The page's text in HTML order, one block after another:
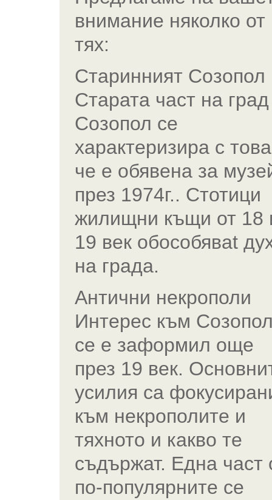
внимание няколко от
тях:
Старинният Созопол
Старата част на град
Созопол се
характеризира с
че е обявена за
през 1974г.. Стотици
жилищни къщи от 18
19 век обособяваt
на града.
Антични некрополи
Интерес към
се е заформил още
през 19 век.
усилия са
към некрополите и
тяхното и какво те
съдържат. Една част
по-популярните се